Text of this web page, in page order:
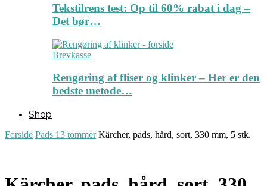
Tekstilrens test: Op til 60% rabat i dag –
Det bør…
Brevkasse
Rengøring af fliser og klinker – Her er den
bedste metode…
Shop
Forside Pads 13 tommer Kärcher, pads, hård, sort, 330 mm, 5 stk.